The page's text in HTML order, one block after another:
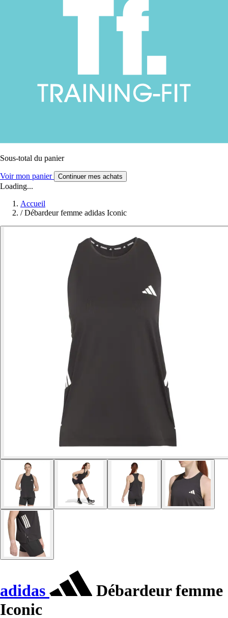
Sous-total du panier
Voir mon panier Continuer mes achats
Loading...
Accueil
/ Débardeur femme adidas Iconic
adidas
Débardeur femme
Iconic